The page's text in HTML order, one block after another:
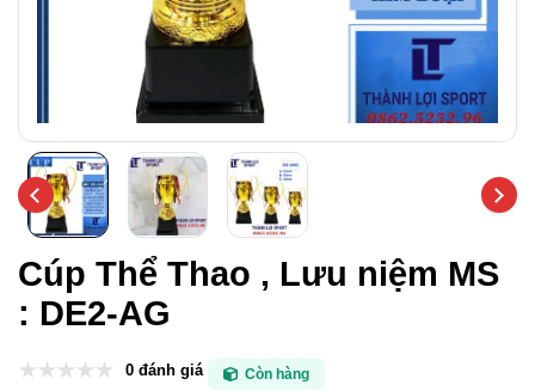
Cúp Thể Thao , Lưu niệm MS
: DE2-AG
0 đánh giá Còn hàng